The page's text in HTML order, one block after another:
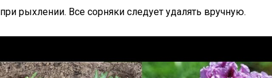
при рыхлении. Все сорняки следует удалять вручную.